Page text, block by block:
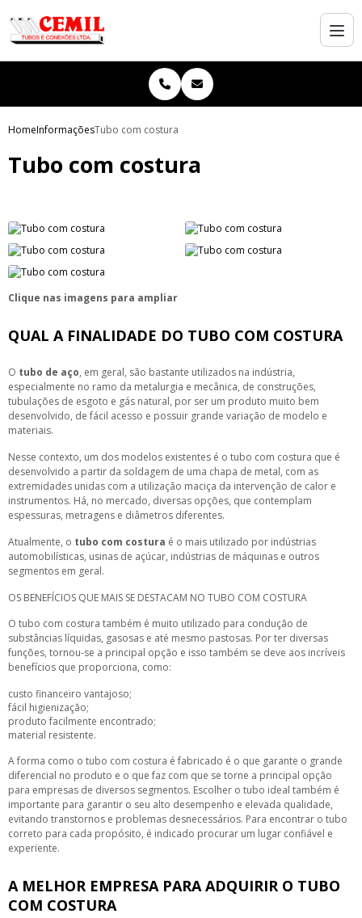
HomeInformaçõesTubo com costura
Tubo com costura
Clique nas imagens para ampliar
QUAL A FINALIDADE DO TUBO COM COSTURA
O tubo de aço, em geral, são bastante utilizados na indústria,
especialmente no ramo da metalurgia e mecânica, de construções,
tubulações de esgoto e gás natural, por ser um produto muito bem
desenvolvido, de fácil acesso e possuir grande variação de modelo e
materiais.
Nesse contexto, um dos modelos existentes é o tubo com costura que é
desenvolvido a partir da soldagem de uma chapa de metal, com as
extremidades unidas com a utilização maciça da intervenção de calor e
instrumentos. Há, no mercado, diversas opções, que contemplam
espessuras, metragens e diâmetros diferentes.
Atualmente, o tubo com costura é o mais utilizado por indústrias
automobilísticas, usinas de açúcar, indústrias de máquinas e outros
segmentos em geral.
OS BENEFÍCIOS QUE MAIS SE DESTACAM NO TUBO COM COSTURA
O tubo com costura também é muito utilizado para condução de
substâncias líquidas, gasosas e até mesmo pastosas. Por ter diversas
funções, tornou-se a principal opção e isso também se deve aos incríveis
benefícios que proporciona, como:
custo financeiro vantajoso;
fácil higienização;
produto facilmente encontrado;
material resistente.
A forma como o tubo com costura é fabricado é o que garante o grande
diferencial no produto e o que faz com que se torne a principal opção
para empresas de diversos segmentos. Escolher o tubo ideal também é
importante para garantir o seu alto desempenho e elevada qualidade,
evitando transtornos e problemas desnecessários. Para encontrar o tubo
correto para cada propósito, é indicado procurar um lugar confiável e
experiente.
A MELHOR EMPRESA PARA ADQUIRIR O TUBO
COM COSTURA